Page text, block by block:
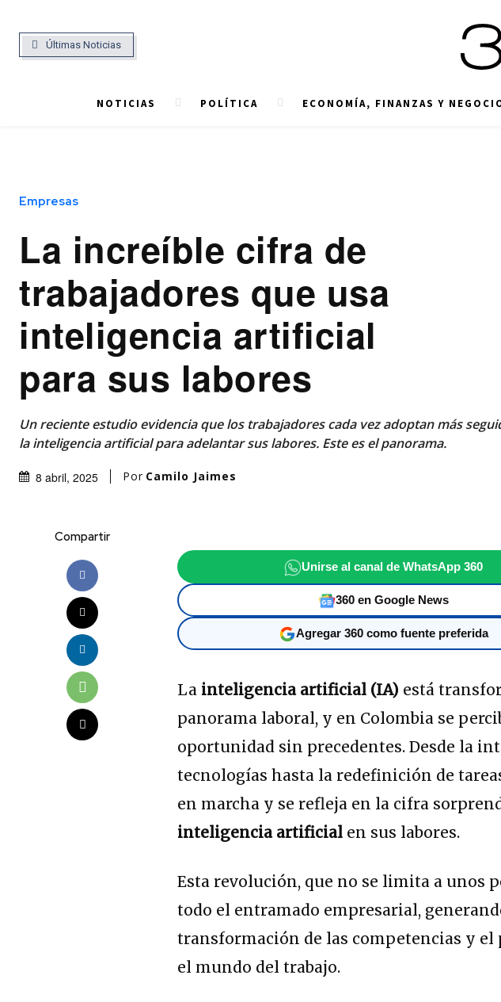
Últimas Noticias
NOTICIAS POLÍTICA ECONOMÍA, FINANZAS Y
Empresas
La increíble cifra de
trabajadores que usa
inteligencia artificial
para sus labores
Un reciente estudio evidencia que los trabajadores cada vez adoptan más
la inteligencia artificial para adelantar sus labores. Este es el panorama.
8 abril, 2025 Por Camilo Jaimes
Compartir
Unirse al canal de WhatsApp 360
360 en Google News
Agregar 360 como fuente preferida
La inteligencia artificial (IA) está
panorama laboral, y en Colombia se
oportunidad sin precedentes. Desde la
tecnologías hasta la redefinición de
en marcha y se refleja en la cifra
inteligencia artificial en sus labores.
Esta revolución, que no se limita a unos
todo el entramado empresarial,
transformación de las competencias y
el mundo del trabajo.